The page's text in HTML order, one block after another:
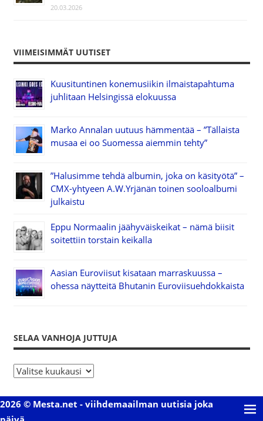
20.03.2026
VIIMEISIMMÄT UUTISET
Kuusituntinen konemusiikin ilmaistapahtuma
juhlitaan Helsingissä elokuussa
Marko Annalan uutuus hämmentää – ”Tällaista
musaa ei oo Suomessa aiemmin tehty”
”Halusimme tehdä albumin, joka on käsityötä” –
CMX-yhtyeen A.W.Yrjänän toinen sooloalbumi
julkaistu
Eppu Normaalin jäähyväiskeikat – nämä biisit
soitettiin torstain keikalla
Aasian Euroviisut kisataan marraskuussa –
ohessa näytteitä Bhutanin Euroviisuehdokkaista
SELAA VANHOJA JUTTUJA
S
l
a
2026 © Mesta.net - viihdemaailman uutisia joka